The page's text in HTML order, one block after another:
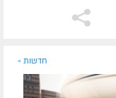
חדשות »